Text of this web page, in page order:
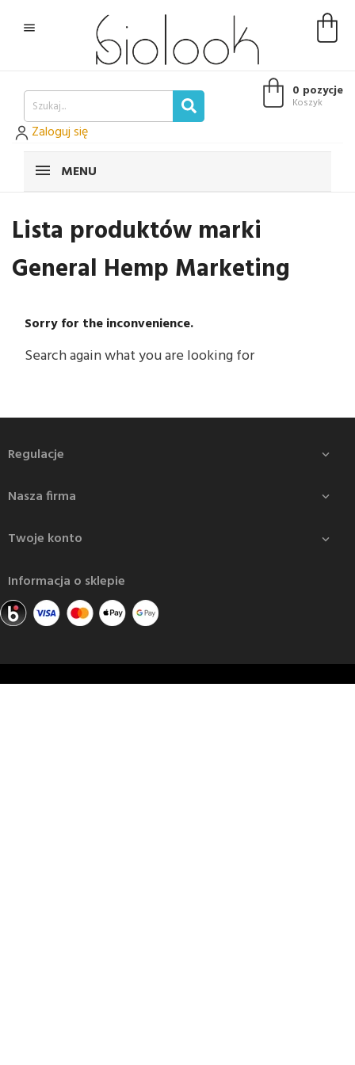

0 pozycje
Koszyk
Zaloguj się
MENU
Lista produktów marki
General Hemp Marketing
Sorry for the inconvenience.
Search again what you are looking for
Regulacje 
Nasza firma 
Twoje konto 
Informacja o sklepie